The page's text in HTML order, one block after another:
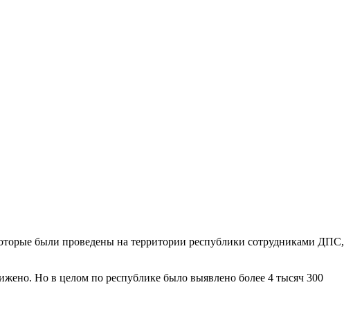
были проведены на территории республики сотрудниками ДПС,
Но в целом по республике было выявлено более 4 тысяч 300